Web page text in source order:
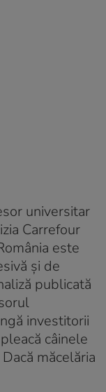
universitar
Carrefour
este
și de
publicată
investitorii
câinele
măcelăria